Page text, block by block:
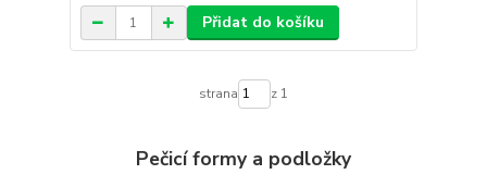
Přidat do košíku
strana z 1
Pečicí formy a podložky